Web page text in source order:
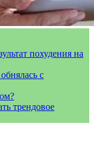
похудения на
с
трендовое